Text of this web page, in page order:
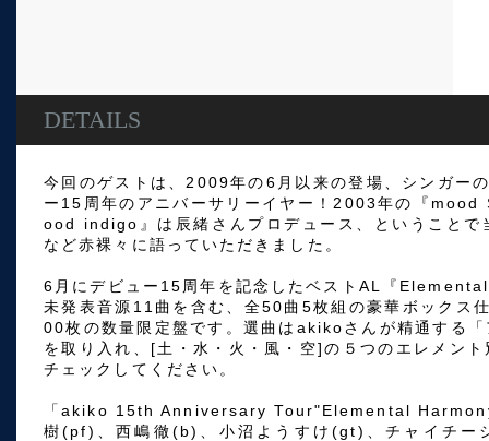
DETAILS
今回のゲストは、2009年の6月以来の登場、シンガー
ー15周年のアニバーサリーイヤー！2003年の『
ood indigo』は辰緒さんプロデュース、ということで
など赤裸々に語っていただきました。
6月にデビュー15周年を記念したベストAL『
未発表音源11曲を含む、全50曲5枚組の豪華ボックス
00枚の数量限定盤です。選曲はakikoさんが精通する
を取り入れ、[土・水・火・風・空]の５つのエレメン
チェックしてください。
「akiko 15th Anniversary Tour"Elemental
樹(pf)、西嶋徹(b)、小沼ようすけ(gt)、チャイチー